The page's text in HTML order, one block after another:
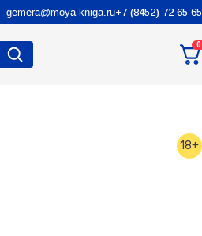
gemera@moya-kniga.ru+7 (8452) 72 65 65
0
18+